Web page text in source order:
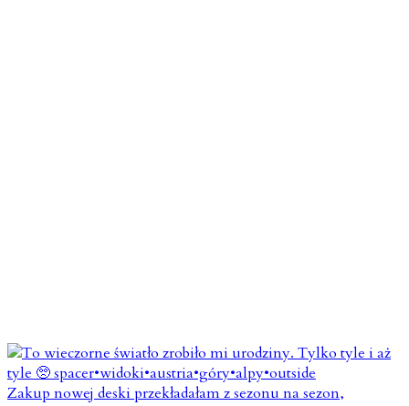
Zakup nowej deski przekładałam z sezonu na sezon,